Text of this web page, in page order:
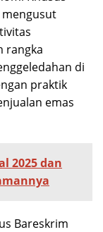
rangka
di
praktik
emas
2025 dan
Bareskrim